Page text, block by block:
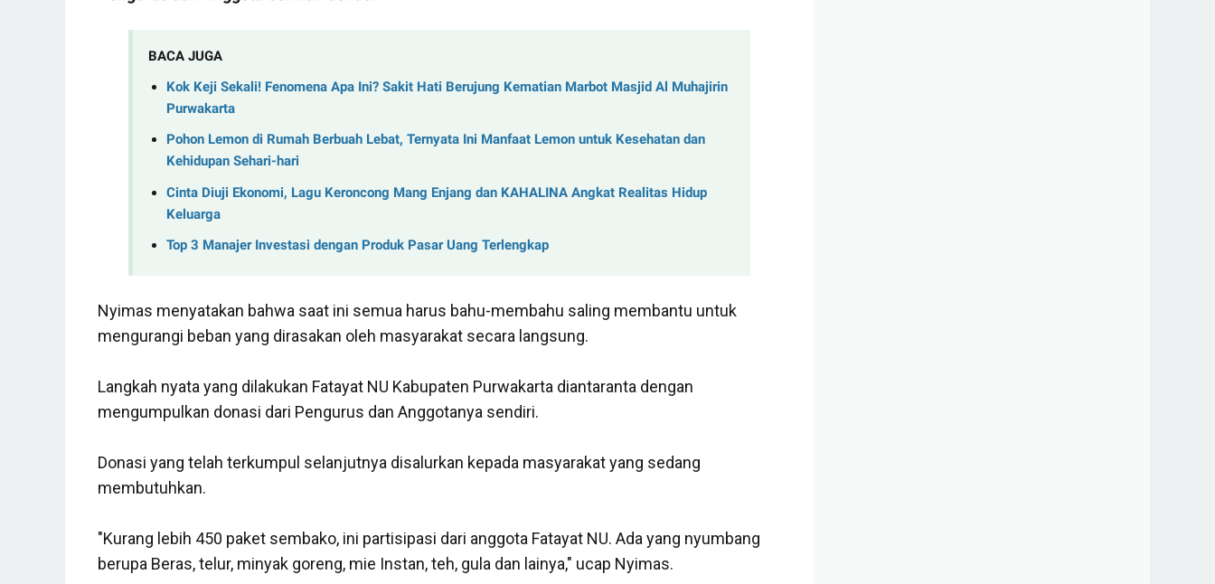
BACA JUGA
Kok Keji Sekali! Fenomena Apa Ini? Sakit Hati Berujung Kematian Marbot Masjid Al Muhajirin
Purwakarta
Pohon Lemon di Rumah Berbuah Lebat, Ternyata Ini Manfaat Lemon untuk Kesehatan dan
Kehidupan Sehari-hari
Cinta Diuji Ekonomi, Lagu Keroncong Mang Enjang dan KAHALINA Angkat Realitas Hidup
Keluarga
Top 3 Manajer Investasi dengan Produk Pasar Uang Terlengkap
Nyimas menyatakan bahwa saat ini semua harus bahu-membahu saling membantu untuk
mengurangi beban yang dirasakan oleh masyarakat secara langsung.
Langkah nyata yang dilakukan Fatayat NU Kabupaten Purwakarta diantaranta dengan
mengumpulkan donasi dari Pengurus dan Anggotanya sendiri.
Donasi yang telah terkumpul selanjutnya disalurkan kepada masyarakat yang sedang
membutuhkan.
"Kurang lebih 450 paket sembako, ini partisipasi dari anggota Fatayat NU. Ada yang nyumbang
berupa Beras, telur, minyak goreng, mie Instan, teh, gula dan lainya," ucap Nyimas.